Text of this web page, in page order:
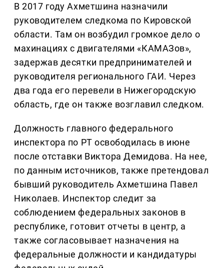
В 2017 году Ахметшина назначили
руководителем следкома по Кировской
области. Там он возбудил громкое дело о
махинациях с двигателями «КАМАЗов»,
задержав десятки предпринимателей и
руководителя регионального ГАИ. Через
два года его перевели в Нижегородскую
область, где он также возглавил следком.
Должность главного федерального
инспектора по РТ освободилась в июне
после отставки Виктора Демидова. На нее,
по данным источников, также претендовал
бывший руководитель Ахметшина Павел
Николаев. Инспектор следит за
соблюдением федеральных законов в
республике, готовит отчеты в центр, а
также согласовывает назначения на
федеральные должности и кандидатуры